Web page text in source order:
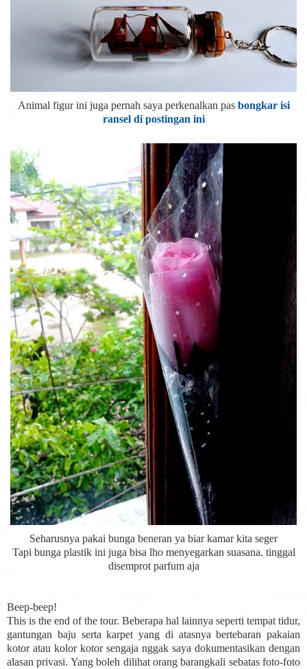
Animal figur ini juga pernah saya perkenalkan pas bongkar isi
ransel di postingan ini
Seharusnya pakai bunga beneran ya biar kamar kita seger
Tapi bunga plastik ini juga bisa lho menyegarkan suasana. tinggal
disemprot parfum aja
Beep-beep!
This is the end of the tour. Beberapa hal lainnya seperti tempat tidur,
gantungan baju serta karpet yang di atasnya bertebaran pakaian
kotor atau kolor kotor sengaja nggak saya dokumentasikan dengan
alasan privasi. Yang boleh dilihat orang barangkali sebatas foto-foto